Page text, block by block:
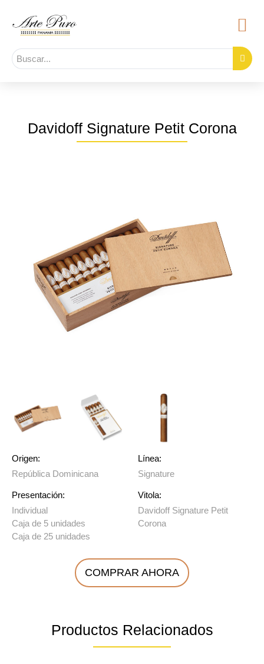
Davidoff Signature Petit Corona
Origen:
República Dominicana
Presentación:
Individual
Caja de 5 unidades
Caja de 25 unidades
Línea:
Signature
Vitola:
Davidoff Signature Petit
Corona
COMPRAR AHORA
Productos Relacionados